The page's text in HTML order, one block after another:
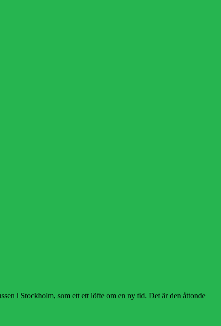
i Stockholm, som ett ett löfte om en ny tid. Det är den åttonde